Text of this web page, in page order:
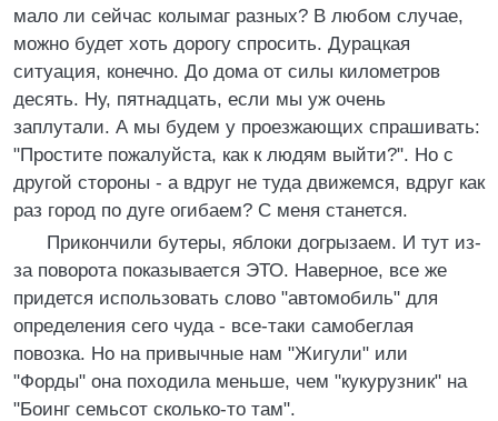
мало ли сейчас колымаг разных? В любом случае,
можно будет хоть дорогу спросить. Дурацкая
ситуация, конечно. До дома от силы километров
десять. Ну, пятнадцать, если мы уж очень
заплутали. А мы будем у проезжающих спрашивать:
"Простите пожалуйста, как к людям выйти?". Но с
другой стороны - а вдруг не туда движемся, вдруг как
раз город по дуге огибаем? С меня станется.
Прикончили бутеры, яблоки догрызаем. И тут из-
за поворота показывается ЭТО. Наверное, все же
придется использовать слово "автомобиль" для
определения сего чуда - все-таки самобеглая
повозка. Но на привычные нам "Жигули" или
"Форды" она походила меньше, чем "кукурузник" на
"Боинг семьсот сколько-то там".